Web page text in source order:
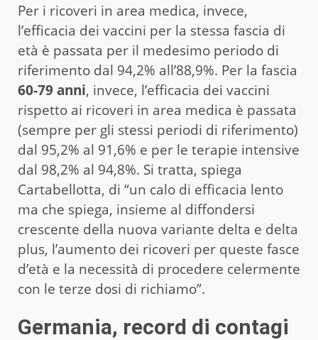
Per i ricoveri in area medica, invece,
l’efficacia dei vaccini per la stessa fascia di
età è passata per il medesimo periodo di
riferimento dal 94,2% all’88,9%. Per la fascia
60-79 anni, invece, l’efficacia dei vaccini
rispetto ai ricoveri in area medica è passata
(sempre per gli stessi periodi di riferimento)
dal 95,2% al 91,6% e per le terapie intensive
dal 98,2% al 94,8%. Si tratta, spiega
Cartabellotta, di “un calo di efficacia lento
ma che spiega, insieme al diffondersi
crescente della nuova variante delta e delta
plus, l’aumento dei ricoveri per queste fasce
d’età e la necessità di procedere celermente
con le terze dosi di richiamo”.
Germania, record di contagi